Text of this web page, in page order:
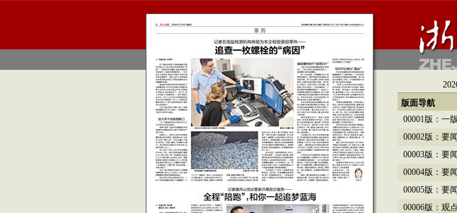
版面导航
00001版：一
00002版：要闻
00003版：要闻
00004版：要闻
00005版：要闻
00006版：观点